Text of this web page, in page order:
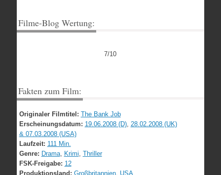
Filme-Blog Wertung:
7/10
Fakten zum Film:
Originaler Filmtitel: The Bank Job
Erscheinungsdatum: 19.06.2008 (D), 28.02.2008 (UK)
& 07.03.2008 (USA)
Laufzeit: 111 Min.
Genre: Drama, Krimi Thriller
FSK-Freigabe: 12
Produktionsland: Großbritannien, USA